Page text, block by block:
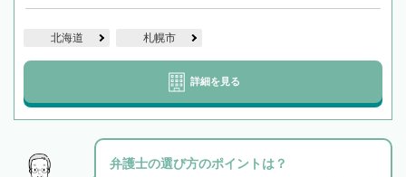
北海道 札幌市
詳細を見る
弁護士の選び方のポイントは？